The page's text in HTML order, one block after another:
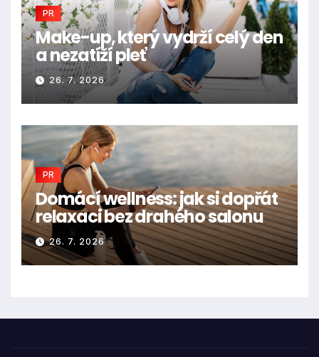
PR
Make-up, který vydrží celý den
a nezatíží pleť
26. 7. 2026
PR
Domácí wellness: jak si dopřát
relaxaci bez drahého salonu
26. 7. 2026